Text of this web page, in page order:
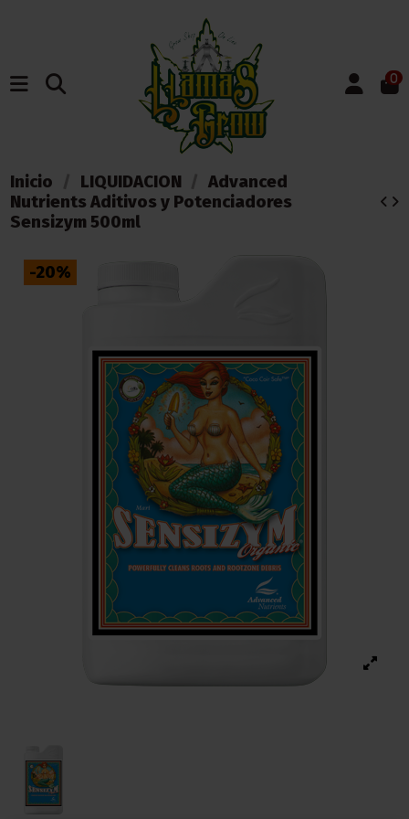
0
Inicio LIQUIDACION
Advanced
Nutrients Aditivos y Potenciadores
Sensizym 500ml
-20%